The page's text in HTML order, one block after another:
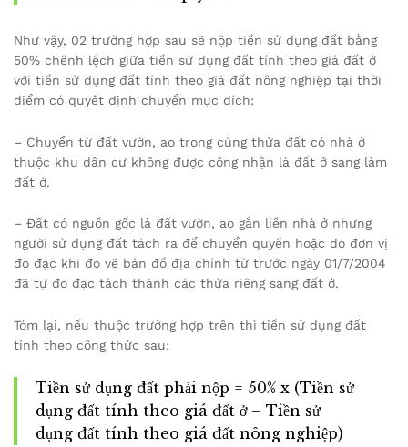
Như vậy, 02 trường hợp sau sẽ nộp tiền sử dụng đất bằng
50% chênh lệch giữa tiền sử dụng đất tính theo giá đất ở
với tiền sử dụng đất tính theo giá đất nông nghiệp tại thời
điểm có quyết định chuyển mục đích:
– Chuyển từ đất vườn, ao trong cùng thửa đất có nhà ở
thuộc khu dân cư không được công nhận là đất ở sang làm
đất ở.
– Đất có nguồn gốc là đất vườn, ao gắn liền nhà ở nhưng
người sử dụng đất tách ra để chuyển quyền hoặc do đơn vị
đo đạc khi đo vẽ bản đồ địa chính từ trước ngày 01/7/2004
đã tự đo đạc tách thành các thửa riêng sang đất ở.
Tóm lại, nếu thuộc trường hợp trên thì tiền sử dụng đất
tính theo công thức sau:
Tiền sử dụng đất phải nộp = 50% x (Tiền sử
dụng đất tính theo giá đất ở – Tiền sử
dụng đất tính theo giá đất nông nghiệp)